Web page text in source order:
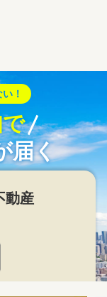
！
届く
動産